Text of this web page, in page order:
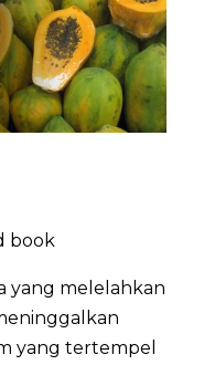
book
yang melelahkan
yang tertempel